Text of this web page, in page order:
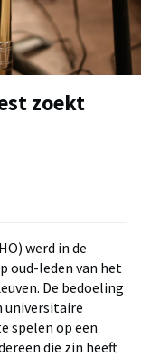
zoekt
werd in de
oud-leden van het
De bedoeling
universitaire
spelen op een
die zin heeft